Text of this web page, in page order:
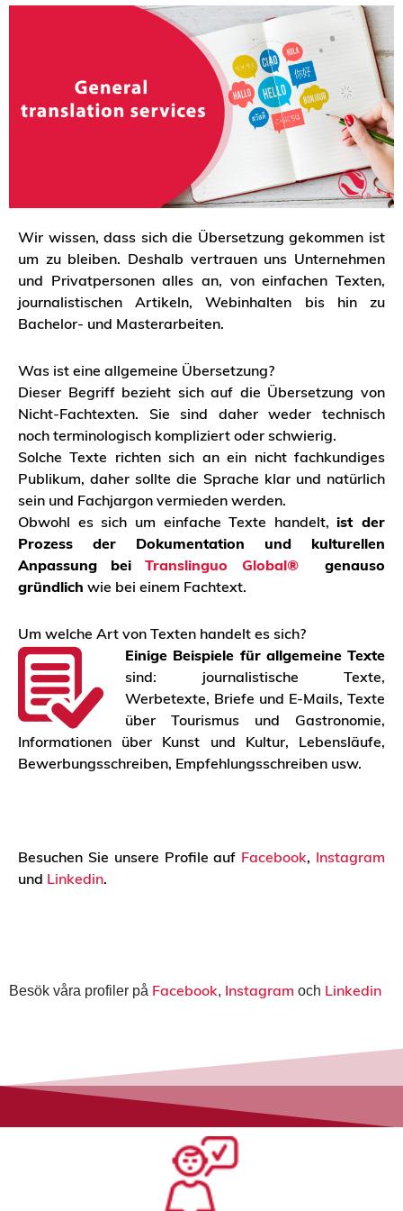
Wir wissen, dass sich die Übersetzung gekommen ist
um zu bleiben. Deshalb vertrauen uns Unternehmen
und Privatpersonen alles an, von einfachen Texten,
journalistischen Artikeln, Webinhalten bis hin zu
Bachelor- und Masterarbeiten.
Was ist eine allgemeine Übersetzung?
Dieser Begriff bezieht sich auf die Übersetzung von
Nicht-Fachtexten. Sie sind daher weder technisch
noch terminologisch kompliziert oder schwierig.
Solche Texte richten sich an ein nicht fachkundiges
Publikum, daher sollte die Sprache klar und natürlich
sein und Fachjargon vermieden werden.
Obwohl es sich um einfache Texte handelt,ist der
Prozess der Dokumentation und kulturellen
Anpassung beiTranslinguo Global®
genauso
gründlich wie bei einem Fachtext.
Um welche Art von Texten handelt es sich?
Einige Beispiele für allgemeine Texte
sind: journalistische Texte,
Werbetexte, Briefe und E-Mails, Texte
über Tourismus und Gastronomie,
Informationen über Kunst und Kultur, Lebensläufe,
Bewerbungsschreiben, Empfehlungsschreiben usw.
Besuchen Sie unsere Profile auf Facebook, Instagram
und Linkedin.
Besök våra profiler på Facebook, Instagram och Linkedin